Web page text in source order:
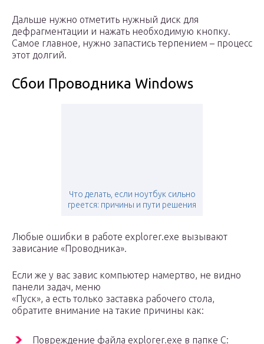
Дальше нужно отметить нужный диск для
дефрагментации и нажать необходимую кнопку.
Самое главное, нужно запастись терпением – процесс
этот долгий.
Сбои Проводника Windows
Что делать, если ноутбук сильно
греется: причины и пути решения
Любые ошибки в работе explorer.exe вызывают
зависание «Проводника».
Если же у вас завис компьютер намертво, не видно
панели задач, меню
«Пуск», а есть только заставка рабочего стола,
обратите внимание на такие причины как:
Повреждение файла explorer.exe в папке C: